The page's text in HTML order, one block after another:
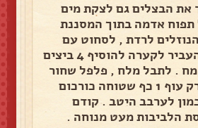
את הבצלים גם לצקת מים
תפוח אדמה בתוך המסננת
לרדת , לסחוט עם
הידיים . להעביר לקערה להוסיף 4 ביצים
. לתבל מלח , פלפל שחור
. 2 כפות מרק עוף 1 כף שטוחה כורכום
כמון לערבב היטב . קודם
הלביבות מעט מנוחה .